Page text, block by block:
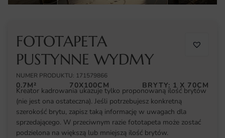
FOTOTAPETA
PUSTYNNE WYDMY
NUMER PRODUKTU: 171579866
0.7M² 70X100CM BRYTY: 1 X 70CM
Kreator kadrowania ukazuje tylko proponowaną ilość brytów
(nie jest ona ostateczna). Jeśli potrzebujesz konkretną
szerokość brytu, zapisz taką informację w uwagach dla
sprzedającego. W przeciwnym razie fototapeta może zostać
podzielona na większą lub mniejszą ilość brytów.